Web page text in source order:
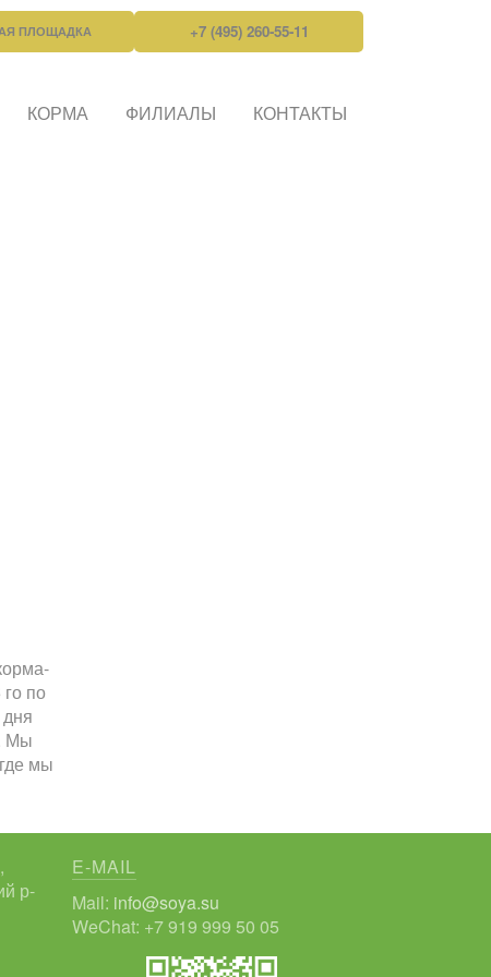
ПЛОЩАДКА +7 (495) 260-55-11
КОРМА ФИЛИАЛЫ КОНТАКТЫ
по
Мы
мы
р-
E-MAIL
Mail: info@soya.su
WeChat: +7 919 999 50 05